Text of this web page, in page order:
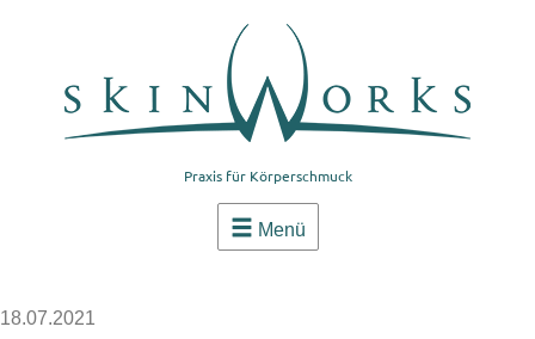
Praxis für Körperschmuck
Menü
18.07.2021